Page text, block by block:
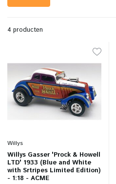
4 producten
Willys
Willys Gasser 'Prock & Howell
LTD' 1933 (Blue and White
with Srtripes Limited Edition)
- 1:18 - ACME